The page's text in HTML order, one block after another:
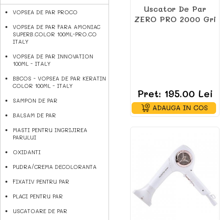
VOPSEA DE PAR PROCO
VOPSEA DE PAR FARA AMONIAC
SUPERB.COLOR 100ML-PRO.CO
ITALY
VOPSEA DE PAR INNOVATION
100ML - ITALY
BBCOS - VOPSEA DE PAR KERATIN
COLOR 100ML - ITALY
SAMPON DE PAR
BALSAM DE PAR
MASTI PENTRU INGRIJIREA
PARULUI
OXIDANTI
PUDRA/CREMA DECOLORANTA
FIXATIV PENTRU PAR
PLACI PENTRU PAR
USCATOARE DE PAR
Uscator De Par
ZERO PRO 2000 Gri
Pret: 195.00 Lei